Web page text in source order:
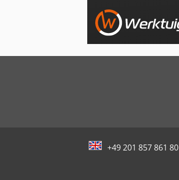
+49 201 857 861 80